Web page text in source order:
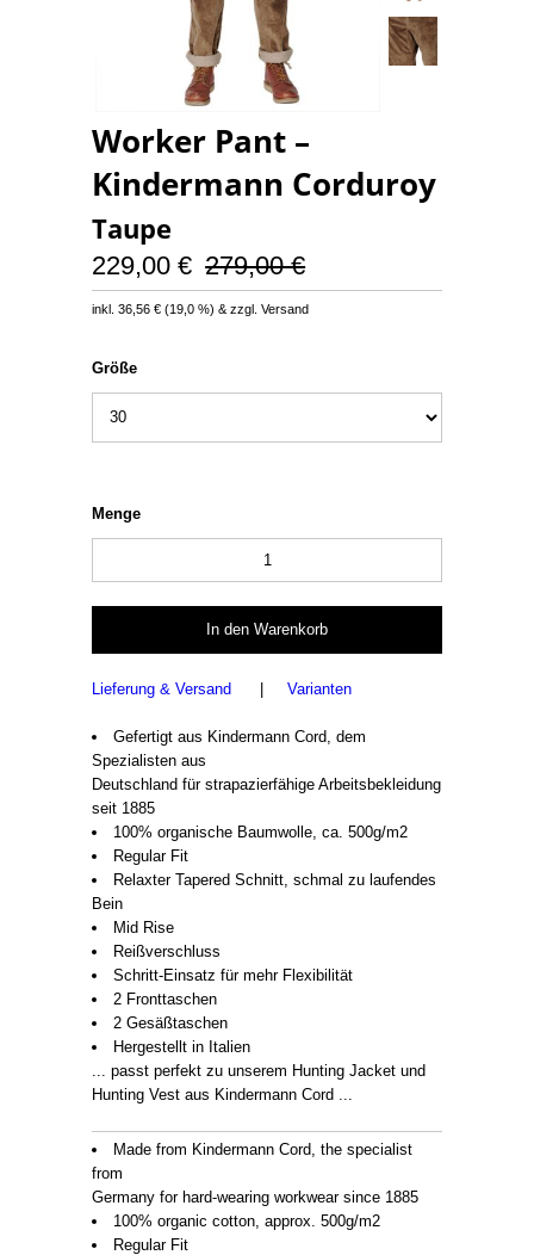
Worker Pant –
Kindermann Corduroy
Taupe
229,00 € 279,00 €
inkl.36,56 € (19,0 %) & zzgl. Versand
Größe
Menge
Lieferung & Versand | Varianten
Gefertigt aus Kindermann Cord, dem
Spezialisten aus
Deutschland für strapazierfähige Arbeitsbekleidung
seit 1885
100% organische Baumwolle, ca. 500g/m2
Regular Fit
Relaxter Tapered Schnitt, schmal zu laufendes
Bein
Mid Rise
Reißverschluss
Schritt-Einsatz für mehr Flexibilität
2 Fronttaschen
2 Gesäßtaschen
Hergestellt in Italien
... passt perfekt zu unserem Hunting Jacket und
Hunting Vest aus Kindermann Cord ...
Made from Kindermann Cord, the specialist
from
Germany for hard-wearing workwear since 1885
100% organic cotton, approx. 500g/m2
Regular Fit